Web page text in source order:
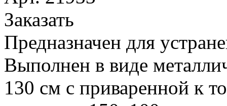
Заказать
Предназначен для
Выполнен в виде
130 см с приваренной к